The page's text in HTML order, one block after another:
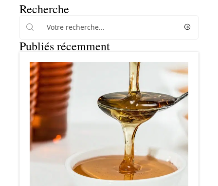
Recherche
Publiés récemment